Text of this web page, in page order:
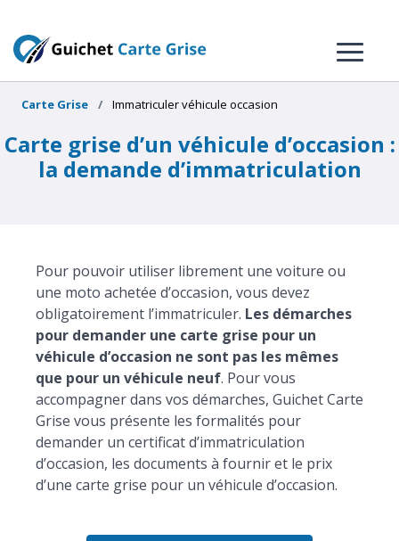
Carte Grise Immatriculer véhicule occasion
Carte grise d’un véhicule d’occasion :
la demande d’immatriculation
Pour pouvoir utiliser librement une voiture ou
une moto achetée d’occasion, vous devez
obligatoirement l’immatriculer. Les démarches
pour demander une carte grise pour un
véhicule d’occasion ne sont pas les mêmes
que pour un véhicule neuf. Pour vous
accompagner dans vos démarches, Guichet Carte
Grise vous présente les formalités pour
demander un certificat d’immatriculation
d’occasion, les documents à fournir et le prix
d’une carte grise pour un véhicule d’occasion.